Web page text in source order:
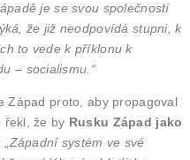
je se svou společností
že již neodpovídá stupni, k
to vede k příklonu k
– socialismu.“
Západ proto, aby propagoval
řekl, že by Rusku Západ jako
Západní systém ve své